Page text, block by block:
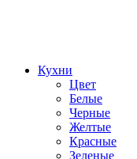
Кухни
Цвет
Белые
Черные
Желтые
Красные
Зеленые